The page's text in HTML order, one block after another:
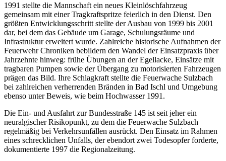
1991 stellte die Mannschaft ein neues Kleinlöschfahrzeug
gemeinsam mit einer Tragkraftspritze feierlich in den Dienst. Den
größten Entwicklungsschritt stellte der Ausbau von 1999 bis 2001
dar, bei dem das Gebäude um Garage, Schulungsräume und
Infrastruktur erweitert wurde. Zahlreiche historische Aufnahmen der
Feuerwehr Chroniken bebildern den Wandel der Einsatzpraxis über
Jahrzehnte hinweg: frühe Übungen an der Egellacke, Einsätze mit
tragbaren Pumpen sowie der Übergang zu motorisierten Fahrzeugen
prägen das Bild. Ihre Schlagkraft stellte die Feuerwache Sulzbach
bei zahlreichen verherrenden Bränden in Bad Ischl und Umgebung
ebenso unter Beweis, wie beim Hochwasser 1991.
Die Ein- und Ausfahrt zur Bundesstraße 145 ist seit jeher ein
neuralgischer Risikopunkt, zu dem die Feuerwache Sulzbach
regelmäßig bei Verkehrsunfällen ausrückt. Den Einsatz im Rahmen
eines schrecklichen Unfalls, der ebendort zwei Todesopfer forderte,
dokumentierte 1997 die Regionalzeitung.